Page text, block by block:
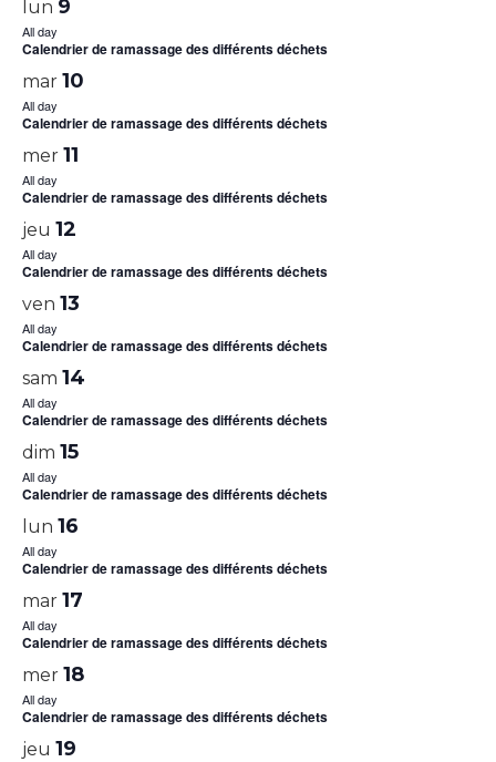
lun 9
All day
Calendrier de ramassage des différents déchets
mar 10
All day
Calendrier de ramassage des différents déchets
mer 11
All day
Calendrier de ramassage des différents déchets
jeu 12
All day
Calendrier de ramassage des différents déchets
ven 13
All day
Calendrier de ramassage des différents déchets
sam 14
All day
Calendrier de ramassage des différents déchets
dim 15
All day
Calendrier de ramassage des différents déchets
lun 16
All day
Calendrier de ramassage des différents déchets
mar 17
All day
Calendrier de ramassage des différents déchets
mer 18
All day
Calendrier de ramassage des différents déchets
jeu 19